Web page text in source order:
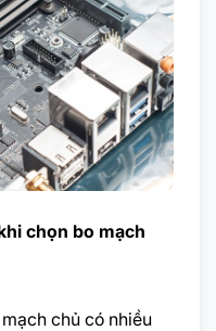
chọn bo mạch
chủ có nhiều